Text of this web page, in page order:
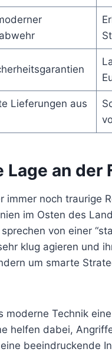
Lieferungen aus
Lage an der
immer noch traurige
im Osten des
von einer
klug agieren und
um smarte
Technik
helfen dabei,
beeindruckende